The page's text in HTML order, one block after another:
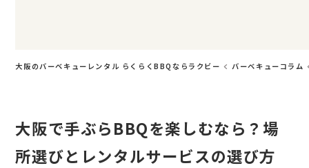
大阪のバーベキューレンタル らくらくBBQならラクビー バーベキューコラム
大阪で手ぶらBBQを楽しむなら？場
所選びとレンタルサービスの選び方